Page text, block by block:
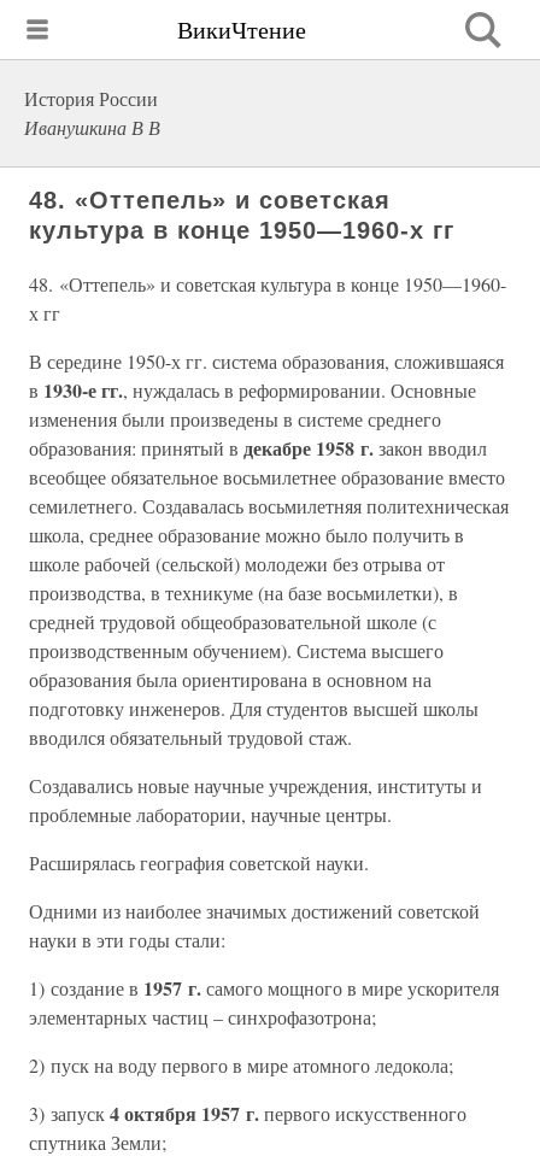
ВикиЧтение
История России
Иванушкина В В
48. «Оттепель» и советская
культура в конце 1950—1960-х гг
48. «Оттепель» и советская культура в конце 1950—1960-
х гг
В середине 1950-х гг. система образования, сложившаяся
в 1930-е гг., нуждалась в реформировании. Основные
изменения были произведены в системе среднего
образования: принятый в декабре 1958 г.закон вводил
всеобщее обязательное восьмилетнее образование вместо
семилетнего. Создавалась восьмилетняя политехническая
школа, среднее образование можно было получить в
школе рабочей (сельской) молодежи без отрыва от
производства, в техникуме (на базе восьмилетки), в
средней трудовой общеобразовательной школе (с
производственным обучением). Система высшего
образования была ориентирована в основном на
подготовку инженеров. Для студентов высшей школы
вводился обязательный трудовой стаж.
Создавались новые научные учреждения, институты и
проблемные лаборатории, научные центры.
Расширялась география советской науки.
Одними из наиболее значимых достижений советской
науки в эти годы стали:
1) создание в 1957 г.самого мощного в мире ускорителя
элементарных частиц – синхрофазотрона;
2) пуск на воду первого в мире атомного ледокола;
3) запуск4 октября 1957 г.первого искусственного
спутника Земли;